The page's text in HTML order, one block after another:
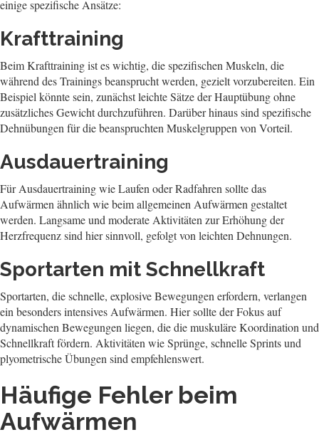
einige spezifische Ansätze:
Krafttraining
Beim Krafttraining ist es wichtig, die spezifischen Muskeln, die
während des Trainings beansprucht werden, gezielt vorzubereiten. Ein
Beispiel könnte sein, zunächst leichte Sätze der Hauptübung ohne
zusätzliches Gewicht durchzuführen. Darüber hinaus sind spezifische
Dehnübungen für die beanspruchten Muskelgruppen von Vorteil.
Ausdauertraining
Für Ausdauertraining wie Laufen oder Radfahren sollte das
Aufwärmen ähnlich wie beim allgemeinen Aufwärmen gestaltet
werden. Langsame und moderate Aktivitäten zur Erhöhung der
Herzfrequenz sind hier sinnvoll, gefolgt von leichten Dehnungen.
Sportarten mit Schnellkraft
Sportarten, die schnelle, explosive Bewegungen erfordern, verlangen
ein besonders intensives Aufwärmen. Hier sollte der Fokus auf
dynamischen Bewegungen liegen, die die muskuläre Koordination und
Schnellkraft fördern. Aktivitäten wie Sprünge, schnelle Sprints und
plyometrische Übungen sind empfehlenswert.
Häufige Fehler beim
Aufwärmen